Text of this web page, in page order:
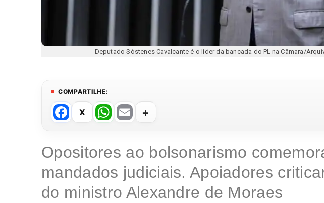
Deputado Sóstenes Cavalcante é o líder da bancada do PL na Câmara/
COMPARTILHE:
F
a
c
e
b
o
W
h
at
s
A
p
E
ail
Opositores ao bolsonarismo
mandados judiciais. Apoiadores
do ministro Alexandre de Moraes